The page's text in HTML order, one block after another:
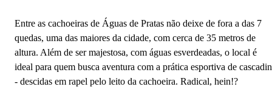
Entre as cachoeiras de Águas de Pratas não deixe de fora a das 7
quedas, uma das maiores da cidade, com cerca de 35 metros de
altura. Além de ser majestosa, com águas esverdeadas, o local é
ideal para quem busca aventura com a prática esportiva de
- descidas em rapel pelo leito da cachoeira. Radical, hein!?